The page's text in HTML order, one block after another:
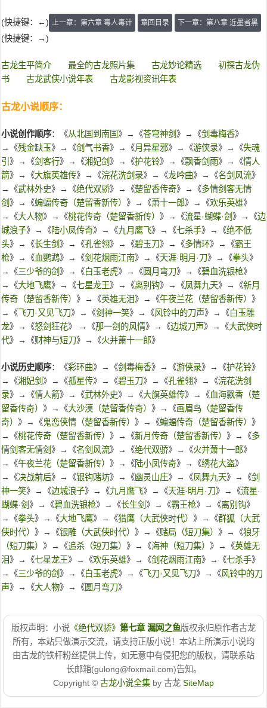
(快捷键：←) 上一章：第六章 毒人毒计 章回目录 下一章：第八章 近墨者黑
(快捷键：→)
古龙生平简介 最全的古龙照片集 古龙妙论精选
初探古龙伪
书
古龙武侠小说年表 古龙影视资讯年表
古龙小说顺序：
小说创作顺序：《从北国到南国》→《苍穹神剑 》→《剑毒梅香》
→《残金缺玉》→《剑气书香》→《月异星邪》→《游侠录》→《失魂
引 》→《剑客行》→《湘妃剑 》→《护花铃》→《飘香剑雨》→《情人
箭》→《大旗英雄传》→《浣花洗剑录》→《龙吟曲》→《名剑风流》
→《武林外史》→《绝代双骄》→《楚留香传奇》→《多情剑客无情
剑 》→《蝙蝠传奇（楚留香新传） 》→《萧十一郎》→《欢乐英雄》
→《大人物》→《桃花传奇（楚留香新传） 》→《流星·蝴蝶·剑 》→《边
城浪子》→《陆小凤传奇》→《九月鹰飞》→《七杀手》→《绝不低
头》→《长生剑 》→《孔雀翎》→《碧玉刀》→《多情环》→《霸王
枪》→《血鹦鹉》→《剑花烟雨江南》→《天涯·明月·刀》→《拳头》
→《三少爷的剑 》→《白玉老虎》→《 圆月弯刀》→《碧血洗银枪》
→《大地飞鹰》→《七星龙王》→《离别钩》→《凤舞九天》→《新月
传奇（楚留香新传） 》→《英雄无泪》→《午夜兰花（楚留香新传） 》
→《飞刀·又见飞刀》→《剑神一笑》→《风铃中的刀声》→《白玉雕
龙》→《怒剑狂花》 →《那一剑的风情》→《边城刀声》→《大武侠时
代》→《财神与短刀》→《火并萧十一郎》
小说历史顺序：《彩环曲》→《剑毒梅香》→《游侠录》→《护花铃》
→《湘妃剑 》→《孤星传》→《碧玉刀》→《孔雀翎》→《浣花洗剑
录》→《情人箭》→《武林外史》→《大旗英雄传》→《血海飘香（楚
留香传奇） 》→《大沙漠（楚留香传奇） 》→《画眉鸟（楚留香传
奇） 》→《鬼恋侠情（楚留香新传） 》→《蝙蝠传奇（楚留香新传） 》
→《桃花传奇（楚留香新传） 》→《新月传奇（楚留香新传） 》→《多
情剑客无情剑 》→《名剑风流》→《绝代双骄》→《火并萧十一郎》
→《午夜兰花（楚留香新传） 》→《陆小凤传奇》→《绣花大盗》
→《决战前后》→《银钩赌坊》→《幽灵山庄》→《凤舞九天》→《剑
神一笑》→《边城浪子》→《九月鹰飞》→《天涯·明月·刀》→《流星·
蝴蝶·剑 》→《碧血洗银枪》→《长生剑 》→《霸王枪》→《离别钩》
→《拳头》→《大地飞鹰》→《猎鹰（大武侠时代） 》→《群狐（大武
侠时代） 》→《银雕（大武侠时代） 》→《赌局（短刀集） 》→《狼牙
（短刀集） 》→《追杀（短刀集） 》→《海神（短刀集） 》→《英雄无
泪》→《七星龙王》→《欢乐英雄》→《剑花烟雨江南》→《七杀手》
→《三少爷的剑 》→《白玉老虎》→《飞刀·又见飞刀》→《风铃中的刀
声》→《大人物》→《 圆月弯刀》
版权声明：小说 《绝代双骄》 第七章 漏网之鱼版权永归原作者古龙
所有，本站只做演示交流，请支持正版小说！本站上所演示小说均
由古龙的铁杆粉丝提供上传，如无意中有侵犯您的版权，请联系站
长邮箱(gulong@foxmail.com)告知。
Copyright © 古龙小说全集 by 古龙 SiteMap